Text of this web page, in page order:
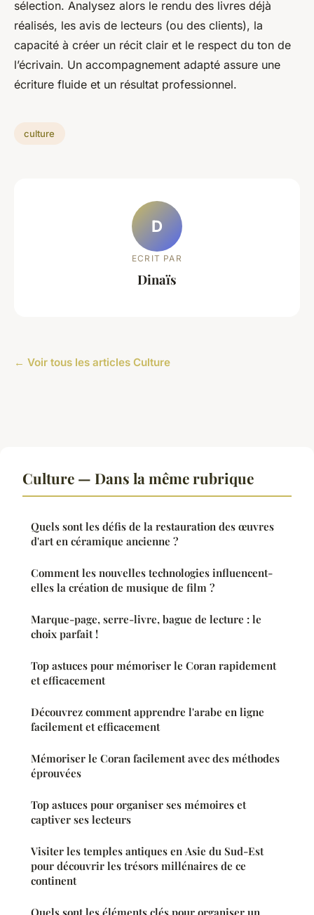
sélection. Analysez alors le rendu des livres déjà
réalisés, les avis de lecteurs (ou des clients), la
capacité à créer un récit clair et le respect du ton de
l’écrivain. Un accompagnement adapté assure une
écriture fluide et un résultat professionnel.
culture
D
ECRIT PAR
Dinaïs
← Voir tous les articles Culture
Culture — Dans la même rubrique
Quels sont les défis de la restauration des œuvres
d'art en céramique ancienne ?
Comment les nouvelles technologies influencent-
elles la création de musique de film ?
Marque-page, serre-livre, bague de lecture : le
choix parfait !
Top astuces pour mémoriser le Coran rapidement
et efficacement
Découvrez comment apprendre l'arabe en ligne
facilement et efficacement
Mémoriser le Coran facilement avec des méthodes
éprouvées
Top astuces pour organiser ses mémoires et
captiver ses lecteurs
Visiter les temples antiques en Asie du Sud-Est
pour découvrir les trésors millénaires de ce
continent